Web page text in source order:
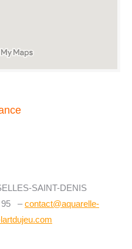
SAINT-DENIS
95 –contact@aquarelle-